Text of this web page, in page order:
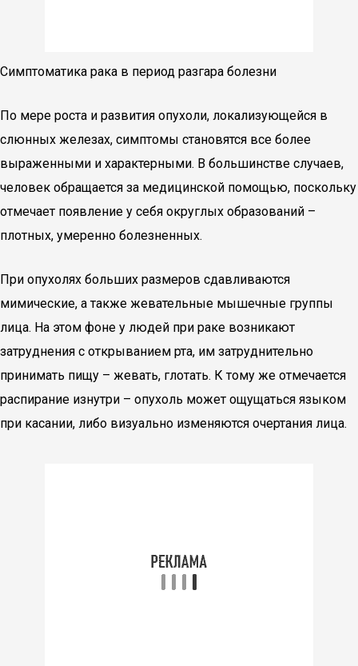
Симптоматика рака в период разгара болезни
По мере роста и развития опухоли, локализующейся в
слюнных железах, симптомы становятся все более
выраженными и характерными. В большинстве случаев,
человек обращается за медицинской помощью, поскольку
отмечает появление у себя округлых образований –
плотных, умеренно болезненных.
При опухолях больших размеров сдавливаются
мимические, а также жевательные мышечные группы
лица. На этом фоне у людей при раке возникают
затруднения с открыванием рта, им затруднительно
принимать пищу – жевать, глотать. К тому же отмечается
распирание изнутри – опухоль может ощущаться языком
при касании, либо визуально изменяются очертания лица.